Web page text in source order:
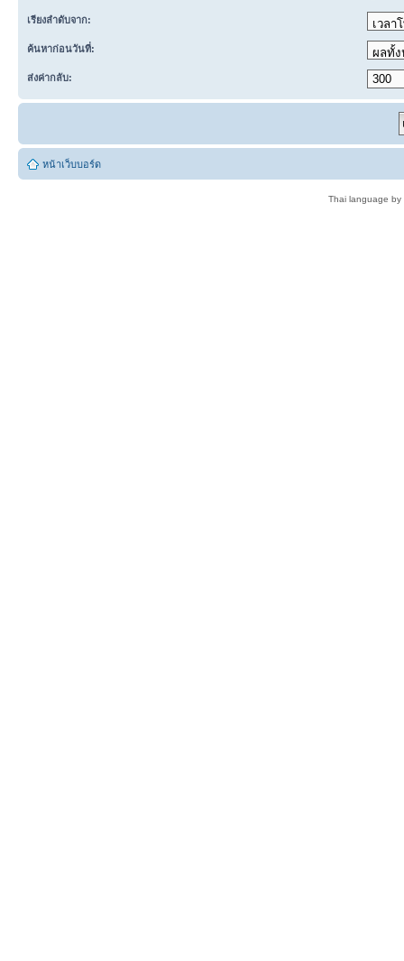
เรียงลำดับจาก:
ค้นหาก่อนวันที่:
ส่งค่ากลับ:
หน้าเว็บบอร์ด
Thai language by